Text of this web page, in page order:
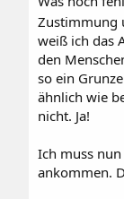
Zustimmung
weiß ich das
den
so ein
ähnlich wie
nicht. Ja!
Ich muss
ankommen.